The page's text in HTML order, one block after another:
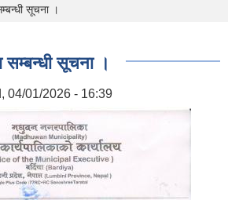
सूचना ।
सूचना ।
04/01/2026 - 16:39